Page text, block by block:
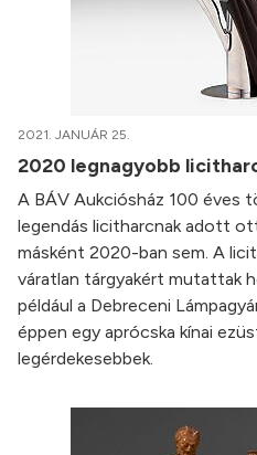
2021. JANUÁR 25.
2020 legnagyobb
A BÁV Aukciósház 100 éves
legendás licitharcnak adott
másként 2020-ban sem. A
váratlan tárgyakért mutattak
például a Debreceni
éppen egy aprócska kínai
legérdekesebbek.